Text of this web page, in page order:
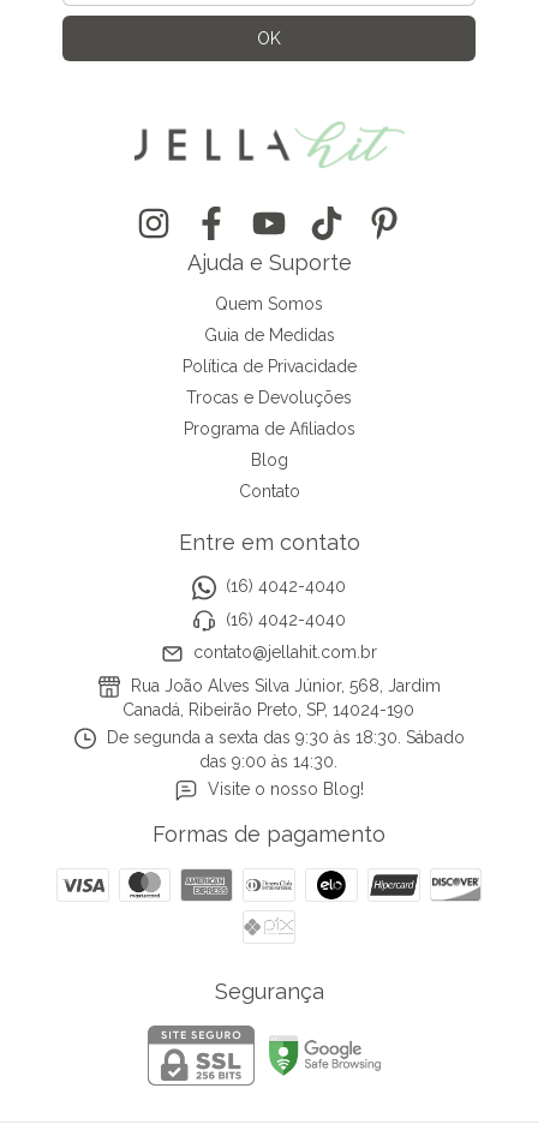
Ajuda e Suporte
Quem Somos
Guia de Medidas
Política de Privacidade
Trocas e Devoluções
Programa de Afiliados
Blog
Contato
Entre em contato
(16) 4042-4040
(16) 4042-4040
contato@jellahit.com.br
Rua João Alves Silva Júnior, 568, Jardim
Canadá, Ribeirão Preto, SP, 14024-190
De segunda a sexta das 9:30 às 18:30. Sábado
das 9:00 às 14:30.
Visite o nosso Blog!
Formas de pagamento
Segurança